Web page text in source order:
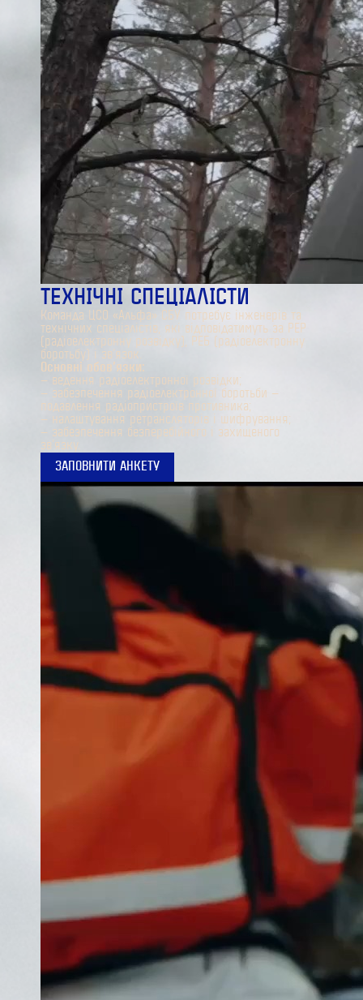
ТЕХНІЧНІ СПЕЦІАЛІСТИ
Команда ЦСО «Альфа» СБУ потребує інженерів та
технічних спеціалістів, які відповідатимуть за РЕР
(радіоелектронну розвідку), РЕБ (радіоелектронну
боротьбу) і зв’язок.
Основні обов’язки:
— ведення радіоелектронної розвідки;
— забезпечення радіоелектронної боротьби —
подавлення радіопристроїв противника;
— налаштування ретрансляторів і шифрування;
— забезпечення безперебійного і захищеного
зв’язку.
ЗАПОВНИТИ АНКЕТУ